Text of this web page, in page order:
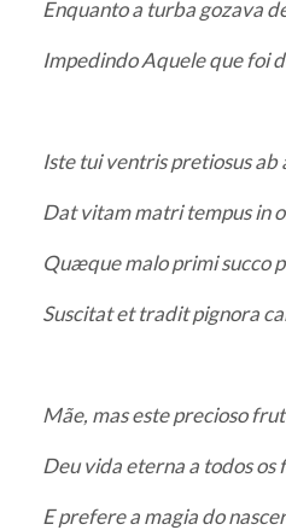
Enquanto a turba gozava
Impedindo Aquele que foi
Iste tui ventris pretiosus
Dat vitam matri tempus in
Quæque malo primi succo
Suscitat et tradit pignora
Mãe, mas este precioso
Deu vida eterna a todos os
E prefere a magia do